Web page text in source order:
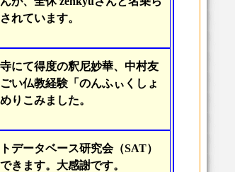
れています。
にて得度の釈尼妙華、中村友
い仏教経験「のんふぃくしょ
りこみました。
データベース研究会（SAT）
きます。大感謝です。